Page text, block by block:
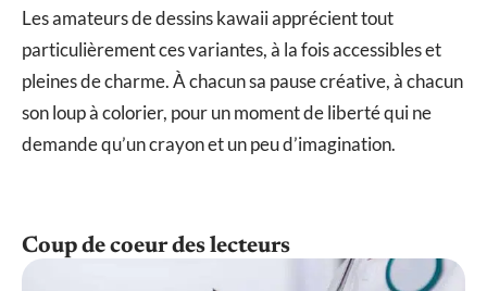
Les amateurs de dessins kawaii apprécient tout
particulièrement ces variantes, à la fois accessibles et
pleines de charme. À chacun sa pause créative, à chacun
son loup à colorier, pour un moment de liberté qui ne
demande qu’un crayon et un peu d’imagination.
Coup de coeur des lecteurs